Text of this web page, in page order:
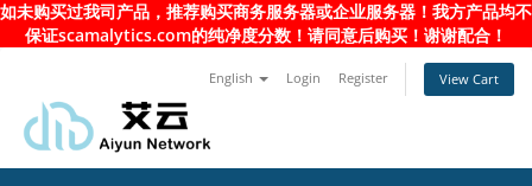
如未购买过我司产品，推荐购买商务服务器或企业服务器！我方产品均不
保证scamalytics.com的纯净度分数！请同意后购买！谢谢配合！
English Login Register View Cart